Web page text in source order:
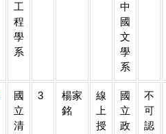
工
程
學
系
中
國
文
學
系
國
立
清
3
楊家
銘
線
上
授
國
立
政
不
可
認